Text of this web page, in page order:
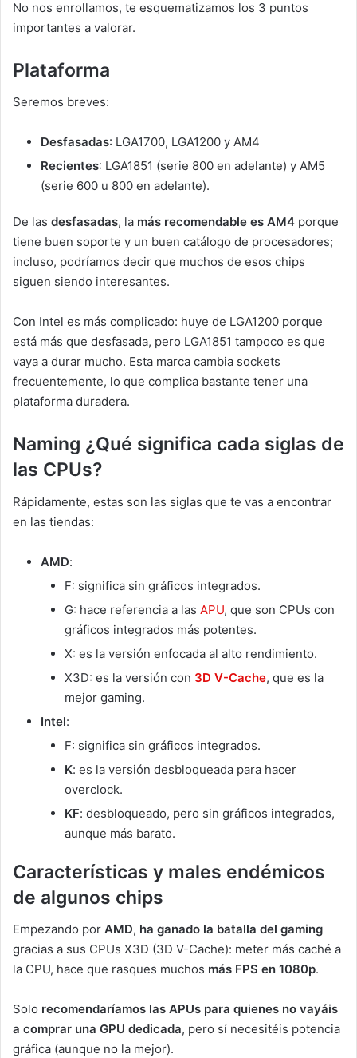
No nos enrollamos, te esquematizamos los 3 puntos
importantes a valorar.
Plataforma
Seremos breves:
Desfasadas: LGA1700, LGA1200 y AM4
Recientes: LGA1851 (serie 800 en adelante) y AM5
(serie 600 u 800 en adelante).
De las desfasadas, la más recomendable es AM4 porque
tiene buen soporte y un buen catálogo de procesadores;
incluso, podríamos decir que muchos de esos chips
siguen siendo interesantes.
Con Intel es más complicado: huye de LGA1200 porque
está más que desfasada, pero LGA1851 tampoco es que
vaya a durar mucho. Esta marca cambia sockets
frecuentemente, lo que complica bastante tener una
plataforma duradera.
Naming ¿Qué significa cada siglas de
las CPUs?
Rápidamente, estas son las siglas que te vas a encontrar
en las tiendas:
AMD:
F: significa sin gráficos integrados.
G: hace referencia a las APU, que son CPUs con
gráficos integrados más potentes.
X: es la versión enfocada al alto rendimiento.
X3D: es la versión con 3D V-Cache, que es la
mejor gaming.
Intel:
F: significa sin gráficos integrados.
K: es la versión desbloqueada para hacer
overclock.
KF: desbloqueado, pero sin gráficos integrados,
aunque más barato.
Características y males endémicos
de algunos chips
Empezando por AMD, ha ganado la batalla del gaming
gracias a sus CPUs X3D (3D V-Cache): meter más caché a
la CPU, hace que rasques muchos más FPS en 1080p.
Solo recomendaríamos las APUs para quienes no vayáis
a comprar una GPU dedicada, pero sí necesitéis potencia
gráfica (aunque no la mejor).